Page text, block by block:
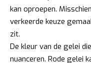
kan oproepen.
verkeerde keuze
zit.
De kleur van de gelei
nuanceren. Rode gelei